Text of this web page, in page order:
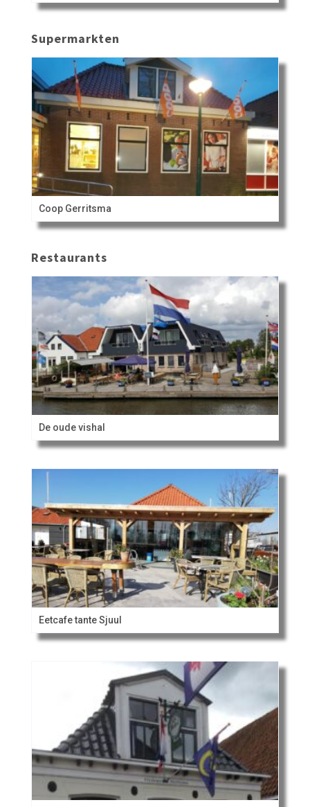
Supermarkten
Coop Gerritsma
Restaurants
De oude vishal
Eetcafe tante Sjuul